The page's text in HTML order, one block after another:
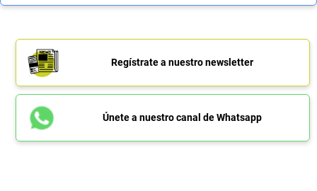
Regístrate a nuestro newsletter
Únete a nuestro canal de Whatsapp